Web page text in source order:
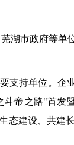
湖市政府等
支持单位。企
帝之路"首发
态建设、共建